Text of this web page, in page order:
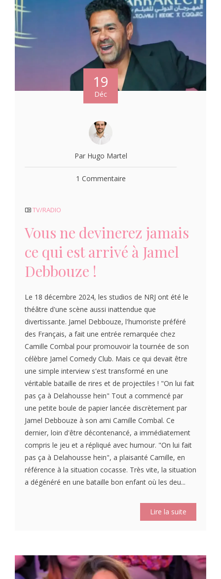
19
Déc
Par Hugo Martel
1 Commentaire
TV/RADIO
Vous ne devinerez jamais
ce qui est arrivé à Jamel
Debbouze !
Le 18 décembre 2024, les studios de NRJ ont été le
théâtre d'une scène aussi inattendue que
divertissante. Jamel Debbouze, l'humoriste préféré
des Français, a fait une entrée remarquée chez
Camille Combal pour promouvoir la tournée de son
célèbre Jamel Comedy Club. Mais ce qui devait être
une simple interview s'est transformé en une
véritable bataille de rires et de projectiles ! "On lui fait
pas ça à Delahousse hein" Tout a commencé par
une petite boule de papier lancée discrètement par
Jamel Debbouze à son ami Camille Combal. Ce
dernier, loin d'être décontenancé, a immédiatement
compris le jeu et a répliqué avec humour. "On lui fait
pas ça à Delahousse hein", a plaisanté Camille, en
référence à la situation cocasse. Très vite, la situation
a dégénéré en une bataille bon enfant où les deu...
Lire la suite